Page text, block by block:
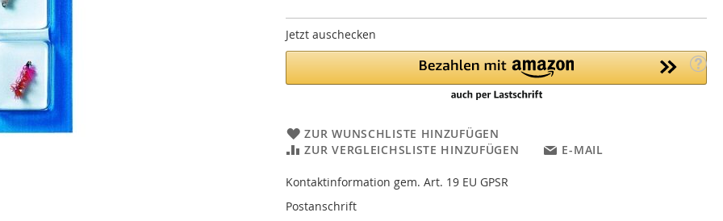
Jetzt auschecken
ZUR WUNSCHLISTE HINZUFÜGEN
ZUR VERGLEICHSLISTE HINZUFÜGEN
E-MAIL
Kontaktinformation gem. Art. 19 EU GPSR
Postanschrift